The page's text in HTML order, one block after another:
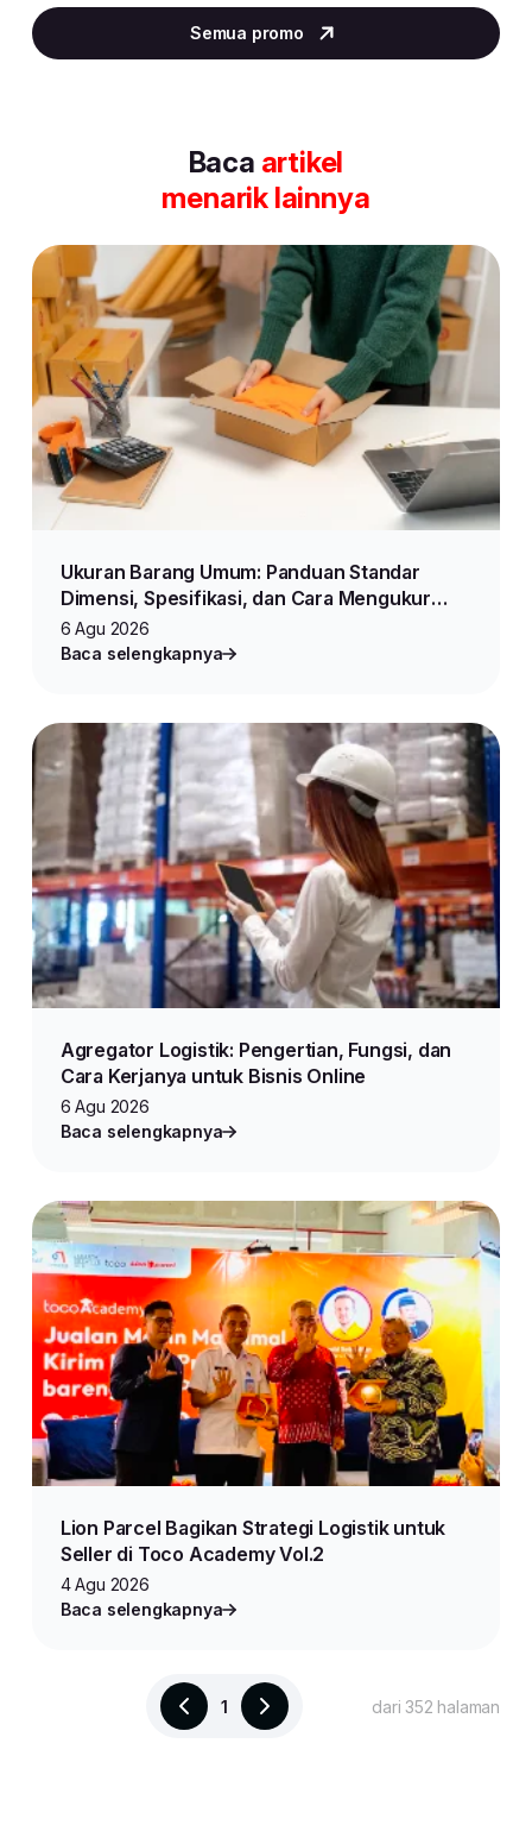
2
of
Semua promo
Baca artikel
menarik lainnya
Ukuran Barang Umum: Panduan Standar
Dimensi, Spesifikasi, dan Cara Mengukur
Produk untuk Jualan Online
6 Agu 2026
Baca selengkapnya
Agregator Logistik: Pengertian, Fungsi, dan
Cara Kerjanya untuk Bisnis Online
6 Agu 2026
Baca selengkapnya
Lion Parcel Bagikan Strategi Logistik untuk
Seller di Toco Academy Vol.2
4 Agu 2026
Baca selengkapnya
1 dari 352 halaman